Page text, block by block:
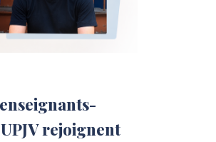
rejoignent